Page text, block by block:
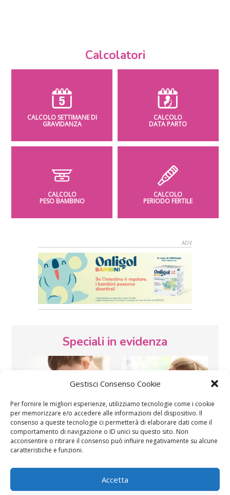
Gestisci Consenso Cookie
Per fornire le migliori esperienze, utilizziamo tecnologie come i cookie
per memorizzare e/o accedere alle informazioni del dispositivo. Il
consenso a queste tecnologie ci permetterà di elaborare dati come il
comportamento di navigazione o ID unici su questo sito. Non
acconsentire o ritirare il consenso può influire negativamente su alcune
caratteristiche e funzioni.
Accetta
Calcolatori
CALCOLO SETTIMANE DI
GRAVIDANZA
CALCOLO
DATA PARTO
CALCOLO
PESO BAMBINO
CALCOLO
PERIODO FERTILE
Speciali in evidenza
Vaccini SOS Pediatra